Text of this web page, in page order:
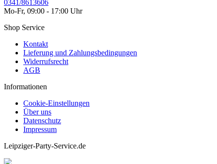
0341/8613606
Mo-Fr, 09:00 - 17:00 Uhr
Shop Service
Kontakt
Lieferung und Zahlungsbedingungen
Widerrufsrecht
AGB
Informationen
Cookie-Einstellungen
Über uns
Datenschutz
Impressum
Leipziger-Party-Service.de